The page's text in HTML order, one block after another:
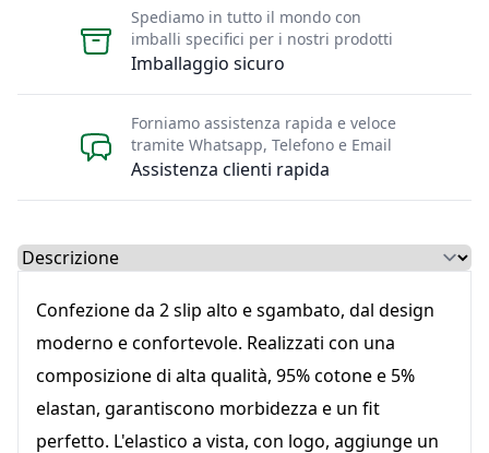
Imballaggio sicuro
Spediamo in tutto il mondo con
imballi specifici per i nostri prodotti
Assistenza clienti rapida
Forniamo assistenza rapida e veloce
tramite Whatsapp, Telefono e Email
Select a tab
Confezione da 2 slip alto e sgambato, dal design
moderno e confortevole. Realizzati con una
composizione di alta qualità, 95% cotone e 5%
elastan, garantiscono morbidezza e un fit
perfetto. L'elastico a vista, con logo, aggiunge un